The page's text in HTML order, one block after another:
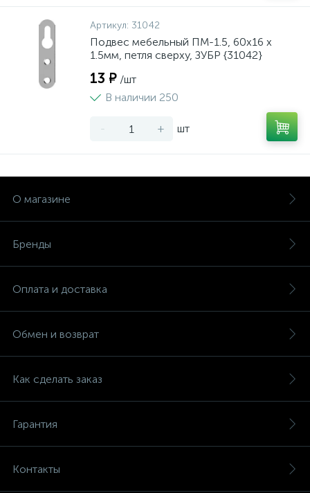
Артикул: 31042
Подвес мебельный ПМ-1.5, 60х16 х
1.5мм, петля сверху, ЗУБР {31042}
13 ₽ /шт
В наличии 250
- + шт
О магазине
Бренды
Оплата и доставка
Обмен и возврат
Как сделать заказ
Гарантия
Контакты